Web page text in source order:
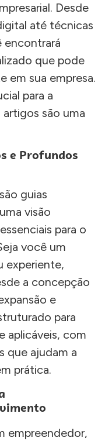
Desde
até técnicas
encontrará
que pode
em sua empresa.
para a
são uma
e Profundos
guias
visão
para o
você um
experiente,
a concepção
e
para
aplicáveis, com
que ajudam a
prática.
empreendedor,